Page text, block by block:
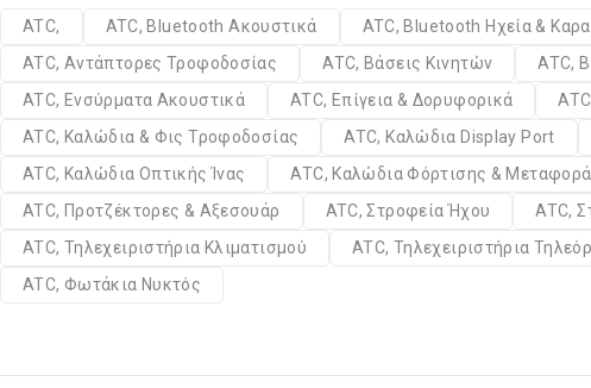
ATC, ATC, Bluetooth Ακουστικά ATC, Bluetooth Ηχεία &
ATC, Αντάπτορες Τροφοδοσίας
ATC, Βάσεις Κινητών ATC,
ATC, Ενσύρματα Ακουστικά
ATC, Επίγεια & Δορυφορικά
ATC, Καλώδια & Φις Τροφοδοσίας
ATC, Καλώδια Display Port
ATC, Καλώδια Οπτικής Ίνας
ATC, Καλώδια Φόρτισης &
ATC, Προτζέκτορες & Αξεσουάρ
ATC, Στροφεία Ήχου ATC,
ATC, Τηλεχειριστήρια Κλιματισμού
ATC, Τηλεχειριστήρια
ATC, Φωτάκια Νυκτός